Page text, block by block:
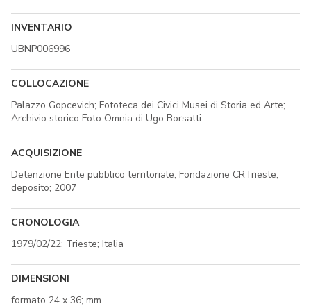
INVENTARIO
UBNP006996
COLLOCAZIONE
Palazzo Gopcevich; Fototeca dei Civici Musei di Storia ed Arte;
Archivio storico Foto Omnia di Ugo Borsatti
ACQUISIZIONE
Detenzione Ente pubblico territoriale; Fondazione CRTrieste;
deposito; 2007
CRONOLOGIA
1979/02/22; Trieste; Italia
DIMENSIONI
formato 24 x 36; mm